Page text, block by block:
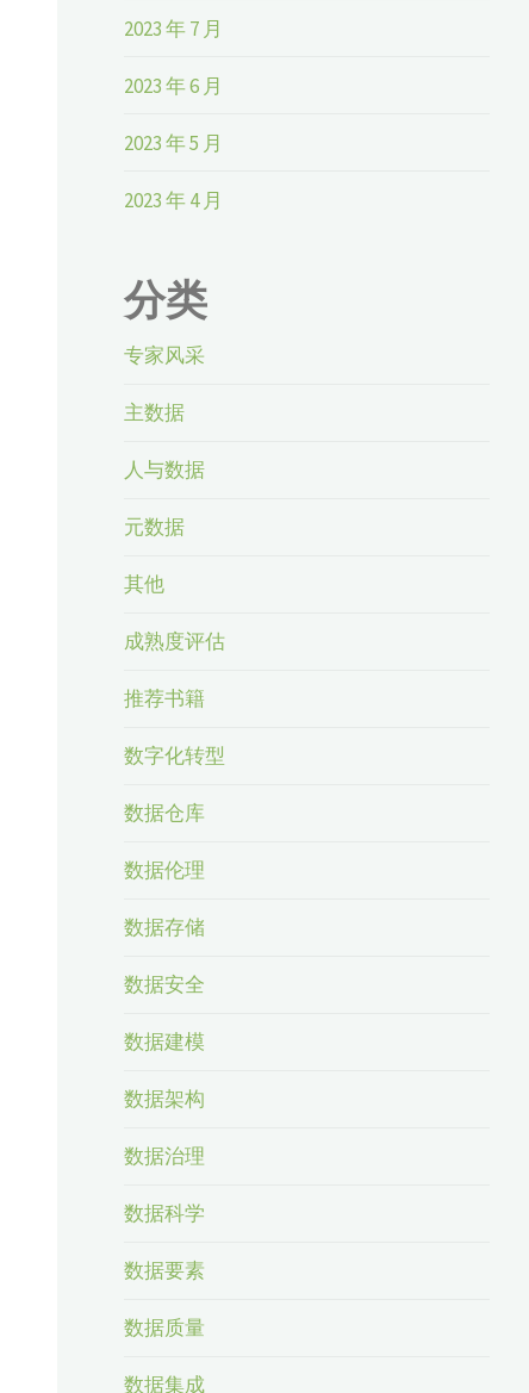
2023 年 7 月
2023 年 6 月
2023 年 5 月
2023 年 4 月
分类
专家风采
主数据
人与数据
元数据
其他
成熟度评估
推荐书籍
数字化转型
数据仓库
数据伦理
数据存储
数据安全
数据建模
数据架构
数据治理
数据科学
数据要素
数据质量
数据集成